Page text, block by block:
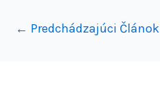
Navigácia
← Predchádzajúci Článok